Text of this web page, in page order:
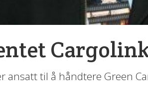
ansatt til å håndtere Green